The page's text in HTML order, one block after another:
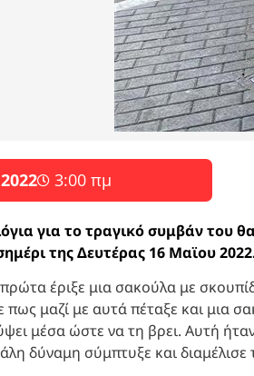
3:00 πμ
για το τραγικό συμβάν του
της Δευτέρας 16 Μαϊου
έριξε μια σακούλα με
πως μαζί με αυτά πέταξε και μια
μέσα ώστε να τη βρει. Αυτή
δύναμη σύμπτυξε και